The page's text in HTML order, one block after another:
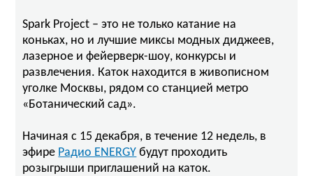
Spark Project – это не только катание на
коньках, но и лучшие миксы модных диджеев,
лазерное и фейерверк-шоу, конкурсы и
развлечения. Каток находится в живописном
уголке Москвы, рядом со станцией метро
«Ботанический сад».
Начиная с 15 декабря, в течение 12 недель, в
эфире Радио ENERGY будут проходить
розыгрыши приглашений на каток.